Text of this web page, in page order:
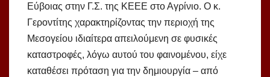
Εύβοιας στην Γ.Σ. της ΚΕΕΕ στο Αγρίνιο. Ο κ.
Γεροντίτης χαρακτηρίζοντας την περιοχή της
Μεσογείου ιδιαίτερα απειλούμενη σε φυσικές
καταστροφές, λόγω αυτού του φαινομένου, είχε
καταθέσει πρόταση για την δημιουργία – από